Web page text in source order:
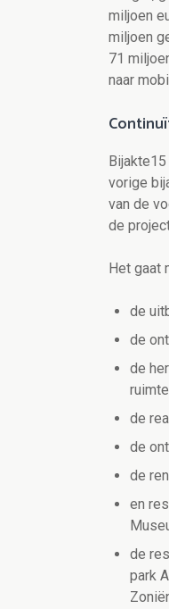
miljoen
miljoen
71
naar
vorige
van de
de
Het gaat
de
de
de
de
de
de
en
de
park